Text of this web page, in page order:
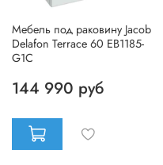
Мебель под раковину Jacob
Delafon Terrace 60 EB1185-
G1C
144 990 руб